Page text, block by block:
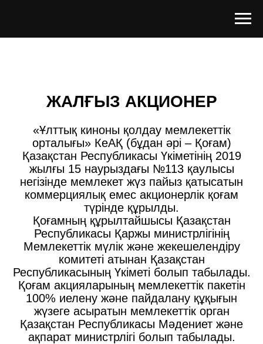
ЖАЛҒЫЗ АКЦИОНЕР
«Ұлттық киноны қолдау мемлекеттік
орталығы» КеАҚ (бұдан әрі – Қоғам)
Қазақстан Республикасы Үкіметінің 2019
жылғы 15 наурыздағы №113 қаулысы
негізінде мемлекет жүз пайыз қатысатын
коммерциялық емес акционерлік қоғам
түрінде құрылды.
Қоғамның құрылтайшысы Қазақстан
Республикасы Қаржы министрлігінің
Мемлекеттік мүлік және жекешелендіру
комитеті атынан Қазақстан
Республикасының Үкіметі болып табылады.
Қоғам акцияларының мемлекеттік пакетін
100% иелену және пайдалану құқығын
жүзеге асыратын мемлекеттік орган
Қазақстан Республикасы Мәдениет және
ақпарат министрлігі болып табылады.